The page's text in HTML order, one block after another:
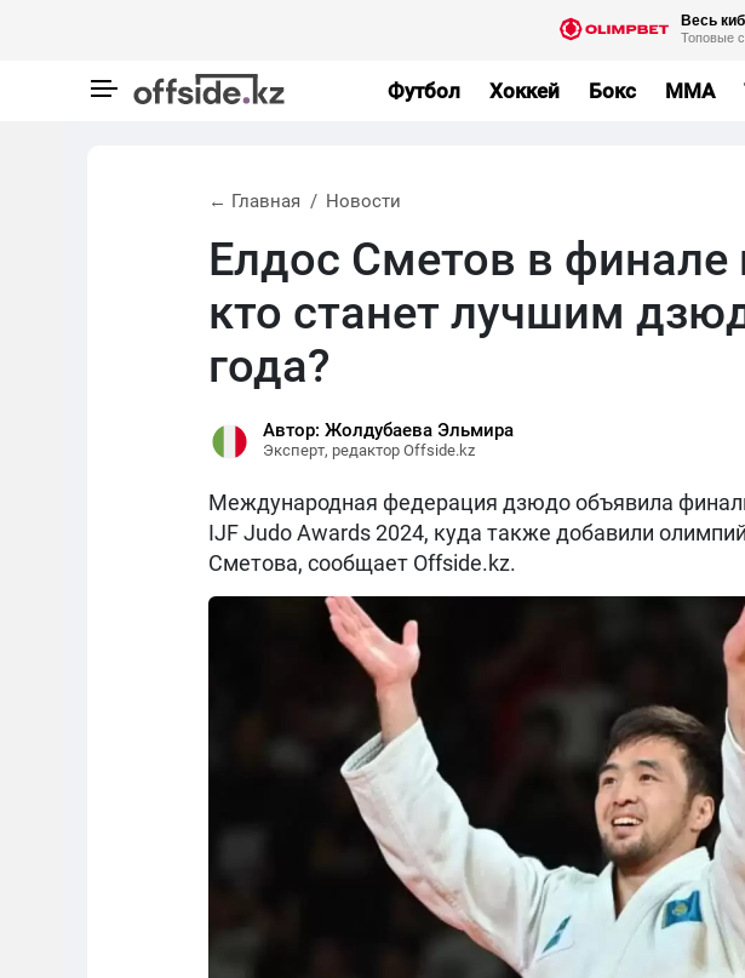
Футбол Хоккей Бокс MMA
← Главная Новости
Елдос Сметов в финале
кто станет лучшим
года?
Автор: Жолдубаева Эльмира
Эксперт, редактор Offside.kz
Международная федерация дзюдо объявила
IJF Judo Awards 2024, куда также добавили
Сметова, сообщает Offside.kz.